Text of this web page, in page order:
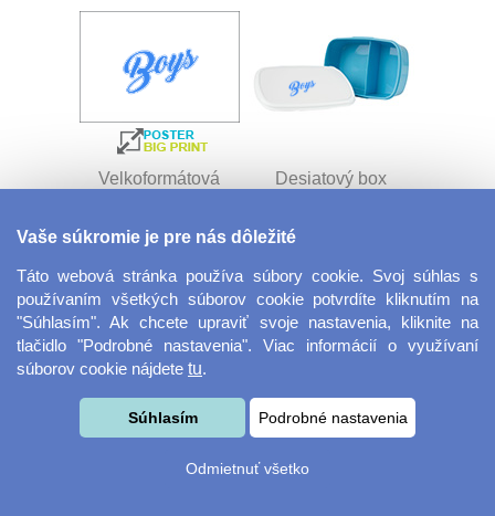
Velkoformátová
Desiatový box
Kovový dávkovač na
Obrus ​​125 x 75 cm
Vaše súkromie je pre nás dôležité
Táto webová stránka používa súbory cookie. Svoj súhlas s
používaním všetkých súborov cookie potvrdíte kliknutím na
"Súhlasím". Ak chcete upraviť svoje nastavenia, kliknite na
tlačidlo "Podrobné nastavenia". Viac informácií o využívaní
súborov cookie nájdete tu.
Súhlasím Podrobné nastavenia
Odmietnuť všetko